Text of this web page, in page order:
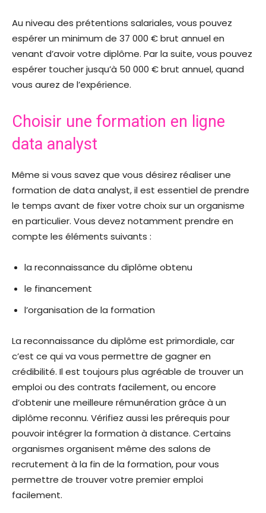
Au niveau des prétentions salariales, vous pouvez
espérer un minimum de 37 000 € brut annuel en
venant d’avoir votre diplôme. Par la suite, vous pouvez
espérer toucher jusqu’à 50 000 € brut annuel, quand
vous aurez de l’expérience.
Choisir une formation en ligne
data analyst
Même si vous savez que vous désirez réaliser une
formation de data analyst, il est essentiel de prendre
le temps avant de fixer votre choix sur un organisme
en particulier. Vous devez notamment prendre en
compte les éléments suivants :
la reconnaissance du diplôme obtenu
le financement
l’organisation de la formation
La reconnaissance du diplôme est primordiale, car
c’est ce qui va vous permettre de gagner en
crédibilité. Il est toujours plus agréable de trouver un
emploi ou des contrats facilement, ou encore
d’obtenir une meilleure rémunération grâce à un
diplôme reconnu. Vérifiez aussi les prérequis pour
pouvoir intégrer la formation à distance. Certains
organismes organisent même des salons de
recrutement à la fin de la formation, pour vous
permettre de trouver votre premier emploi
facilement.